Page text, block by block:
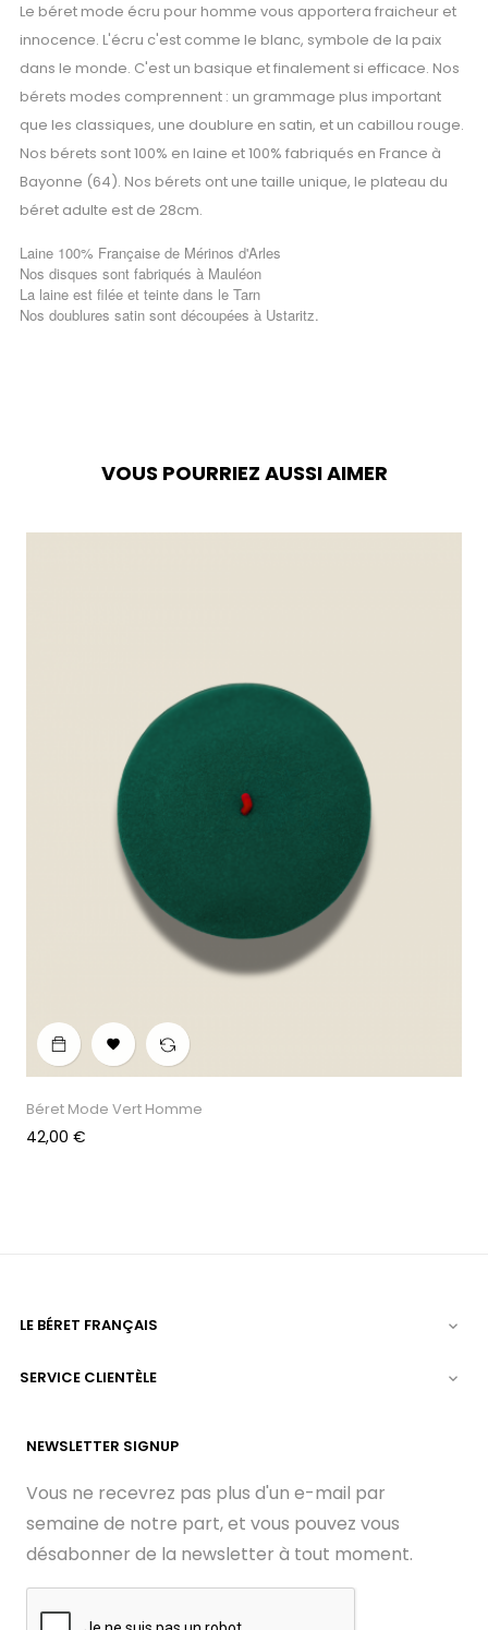
Le béret mode écru pour homme vous apportera fraicheur et
innocence. L'écru c'est comme le blanc, symbole de la paix
dans le monde. C'est un basique et finalement si efficace. Nos
bérets modes comprennent : un grammage plus important
que les classiques, une doublure en satin, et un cabillou rouge.
Nos bérets sont 100% en laine et 100% fabriqués en France à
Bayonne (64). Nos bérets ont une taille unique, le plateau du
béret adulte est de 28cm.
Laine 100% Française de Mérinos d'Arles
Nos disques sont fabriqués à Mauléon
La laine est filée et teinte dans le Tarn
Nos doublures satin sont découpées à Ustaritz.
VOUS POURRIEZ AUSSI AIMER

Béret Mode Vert Homme
Prix
42,00 €
LE BÉRET FRANÇAIS 
SERVICE CLIENTÈLE 
NEWSLETTER SIGNUP
Vous ne recevrez pas plus d'un e-mail par
semaine de notre part, et vous pouvez vous
désabonner de la newsletter à tout moment.